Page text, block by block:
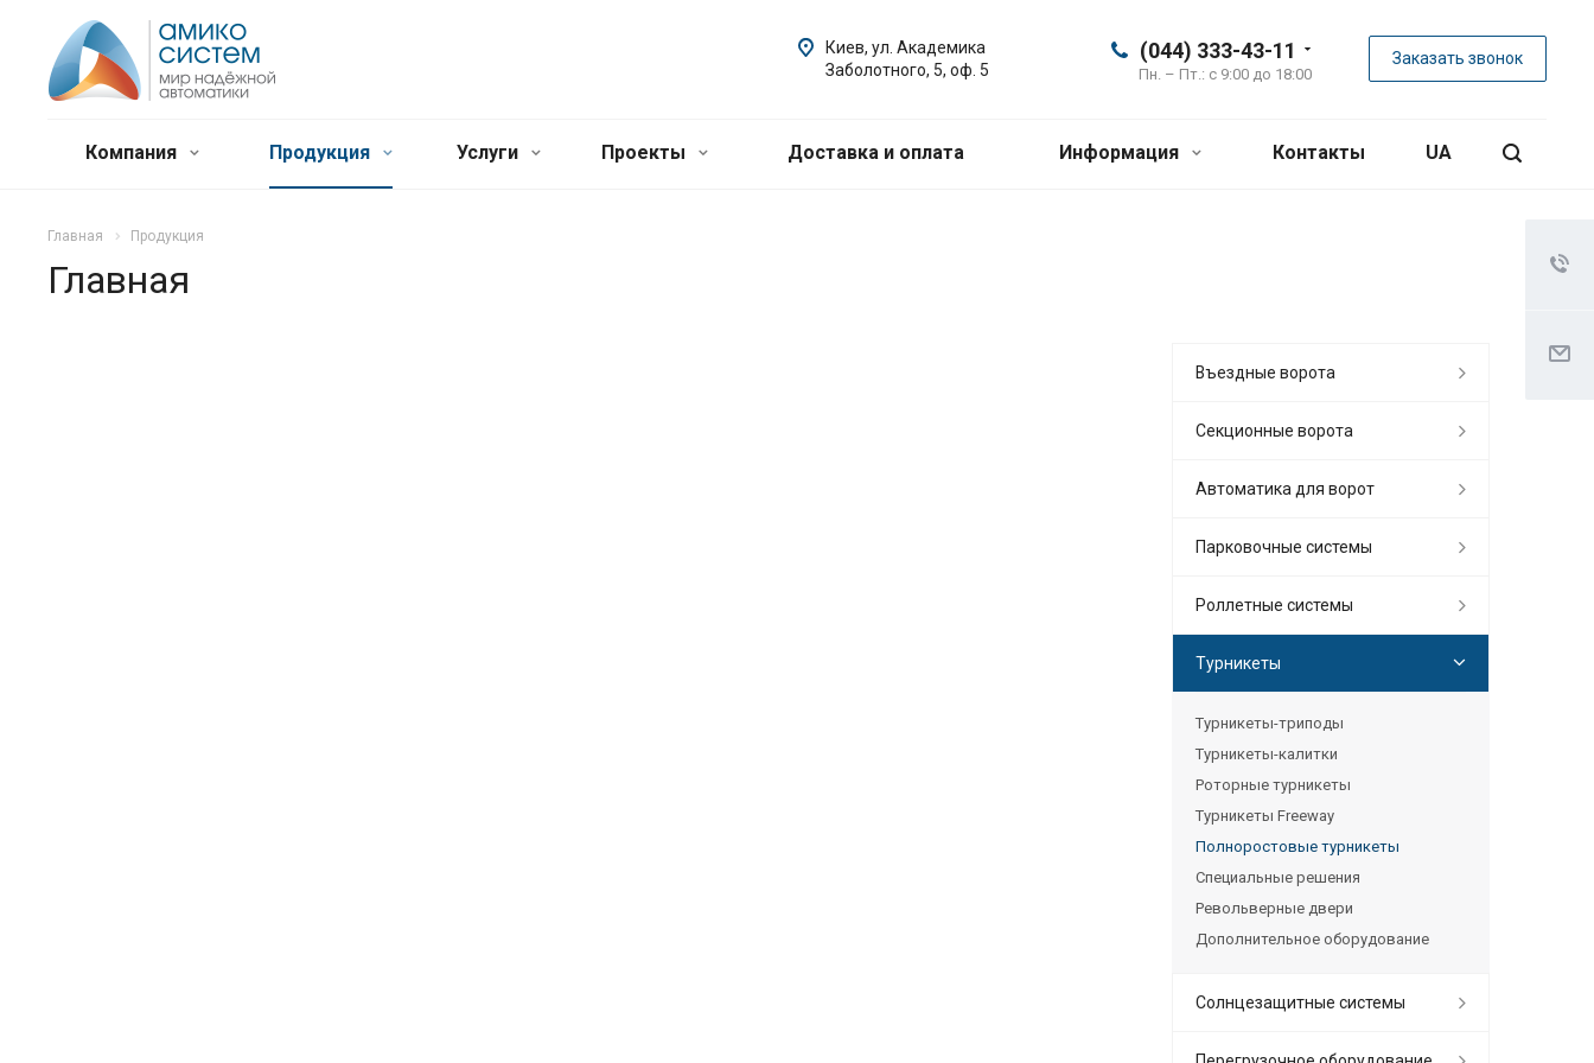
(044) 333-43-11
Пн. – Пт.: с 9:00 до 18:00
Заказать звонок
Киев, ул. Академика
Заболотного, 5, оф. 5
Компания Продукция Услуги Проекты Доставка и оплата Информация Контакты UA
Главная Продукция
Главная
Въездные ворота
Секционные ворота
Автоматика для ворот
Парковочные системы
Роллетные системы
Турникеты
Турникеты-триподы
Турникеты-калитки
Роторные турникеты
Турникеты Freeway
Полноростовые турникеты
Специальные решения
Револьверные двери
Дополнительное оборудование
Солнцезащитные системы